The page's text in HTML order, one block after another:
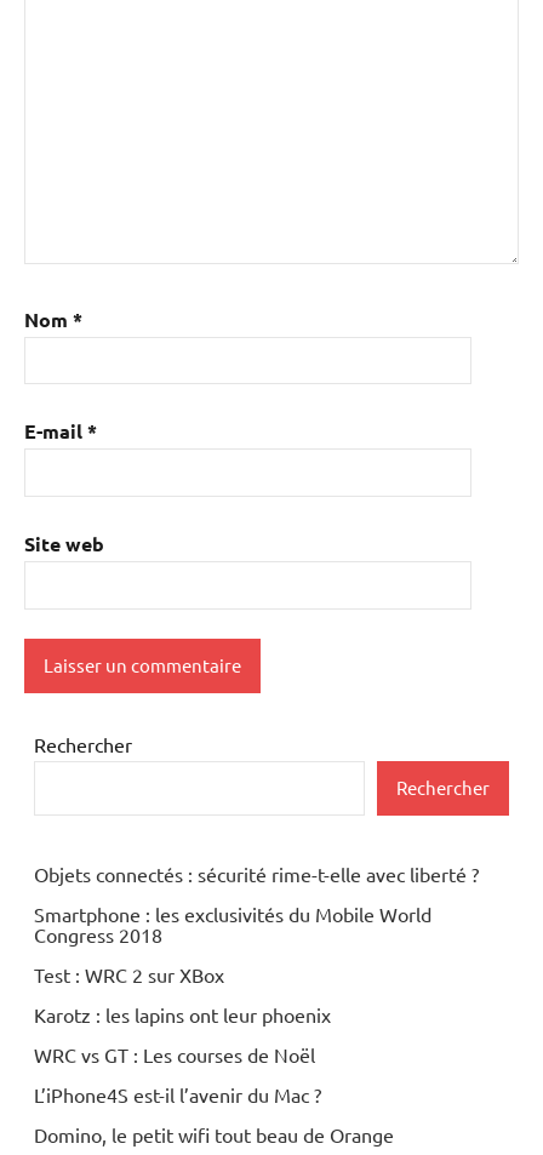
Nom *
E-mail*
Site web
Rechercher
Rechercher
Objets connectés : sécurité rime-t-elle avec liberté ?
Smartphone : les exclusivités du Mobile World
Congress 2018
Test : WRC 2 sur XBox
Karotz : les lapins ont leur phoenix
WRC vs GT : Les courses de Noël
L’iPhone4S est-il l’avenir du Mac ?
Domino, le petit wifi tout beau de Orange